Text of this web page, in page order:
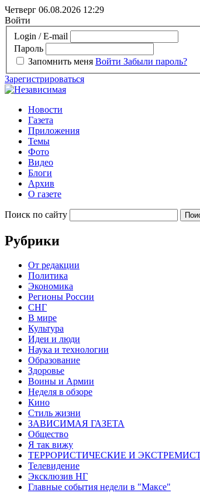
Четверг 06.08.2026 12:29
Войти
Login / E-mail
Пароль
Запомнить меня Войти Забыли пароль?
Зарегистрироваться
Новости
Газета
Приложения
Темы
Фото
Видео
Блоги
Архив
О газете
Поиск по сайту
Рубрики
От редакции
Политика
Экономика
Регионы России
СНГ
В мире
Культура
Идеи и люди
Наука и технологии
Образование
Здоровье
Воины и Армии
Неделя в обзоре
Кино
Стиль жизни
ЗАВИСИМАЯ ГАЗЕТА
Общество
Я так вижу
ТЕРРОРИСТИЧЕСКИЕ И
Телевидение
Эксклюзив НГ
Главные события недели в "Максе"